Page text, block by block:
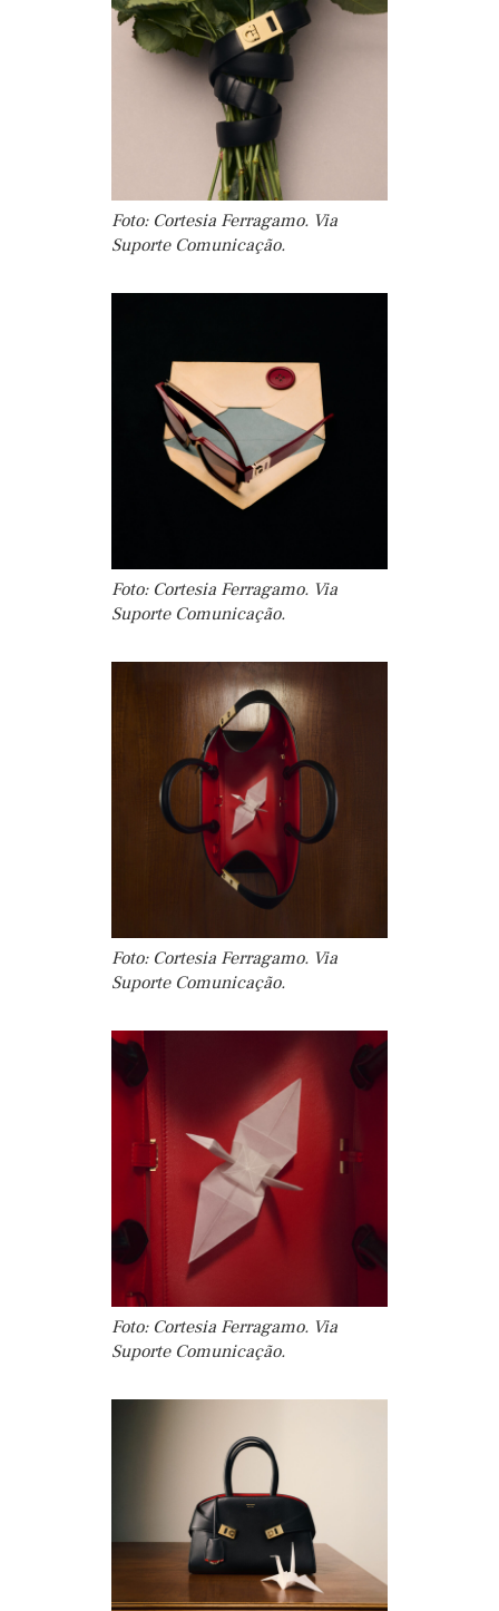
Foto: Cortesia Ferragamo. Via
Suporte Comunicação.
Foto: Cortesia Ferragamo. Via
Suporte Comunicação.
Foto: Cortesia Ferragamo. Via
Suporte Comunicação.
Foto: Cortesia Ferragamo. Via
Suporte Comunicação.